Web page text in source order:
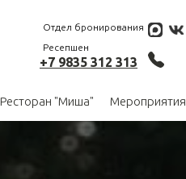
+7 9835 312 313
Отдел бронирования
Ресепшен
Отдел бронирования
Ресторан "Миша" Мероприятия